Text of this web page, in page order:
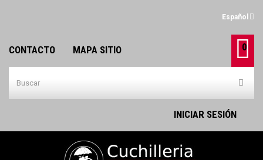
Español
CONTACTO MAPA SITIO 0
INICIAR SESIÓN